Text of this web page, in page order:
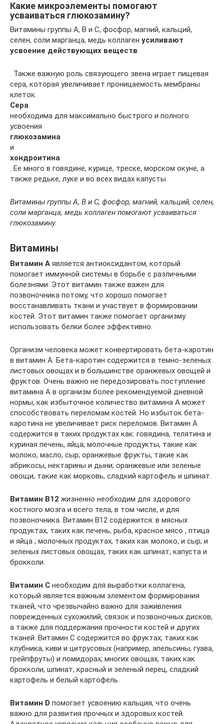
Какие микроэлементы помогают
усваиваться глюкозамину?
Витамины группы А, B и C, фосфор, магний, кальций,
селен, соли марганца, медь коллаген усиливают
усвоение действующих веществ
. Также важную роль связующего звена играет пищевая
сера, которая увеличивает проницаемость мембраны
клеток.
Сера
необходима для максимально быстрого и полного
усвоения
глюкозамина
и
хондроитина
. Ее много в говядине, курице, треске, морском окуне, а
также редьке, луке и во всех видах капусты.
Витамины группы А, B и C, фосфор, магний, кальций, селен,
соли марганца, медь коллаген помогают усваиваться
глюкозамину.
Витамины
Витамин А является антиоксидантом, который
помогает иммунной системы в борьбе с различными
болезнями. Этот витамин также важен для
позвоночника потому, что хорошо помогает
восстанавливать ткани и участвует в формировании
костей. Этот витамин также помогает организму
использовать белки более эффективно.
Организм человека может конвертировать бета-каротин
в витамин А. Бета-каротин содержится в темно-зеленых
листовых овощах и в большинстве оранжевых овощей и
фруктов. Очень важно не передозировать поступление
витамина А в организм более рекомендуемой дневной
нормы, как избыточное количество витамина А может
способствовать переломам костей. Но избыток бета-
каротина не увеличивает риск переломов. Витамин А
содержится в таких продуктах как: говядина, телятина и
куриная печень, яйца; молочные продукты, такие как
молоко, масло, сыр; оранжевые фрукты, такие как
абрикосы, нектарины и дыни; оранжевые или зеленые
овощи, такие как морковь, сладкий картофель и шпинат.
Витамин В12 жизненно необходим для здорового
костного мозга и всего тела, в том числе, и для
позвоночника. Витамин В12 содержится: в мясных
продуктах, таких как печень, рыба, красное мясо , птица
и яйца ; молочных продуктах, таких как молоко, и сыр; и
зеленых листовых овощах, таких как шпинат, капуста и
брокколи.
Витамин С необходим для выработки коллагена,
который является важным элементом формирования
тканей, что чрезвычайно важно для заживления
поврежденных сухожилий, связок и позвоночных дисков,
а также для поддержания прочности костей и других
тканей. Витамин С содержится во фруктах, таких как
клубника, киви и цитрусовых (например, апельсины, гуава,
грейпфруты) и помидорах; многих овощах, таких как
брокколи, шпинат, красный и зеленый перец, сладкий
картофель и белый картофель.
Витамин D помогает усвоению кальция, что очень
важно для развития прочных и здоровых костей.